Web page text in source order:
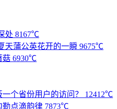
处 8167℃
天蒲公英花开的一瞬 9675℃
菇 6930℃
个省份用户的访问？ 12412℃
点滴韵律 7873℃